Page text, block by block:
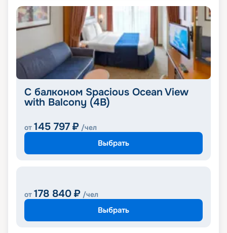
С балконом Spacious Ocean View
with Balcony (4B)
от 145 797 ₽ /чел
Выбрать
от 178 840 ₽ /чел
Выбрать